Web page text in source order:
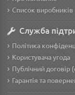
Список виробників
Служба
Політика
Користувача угода
Публічний договір
Гарантія та